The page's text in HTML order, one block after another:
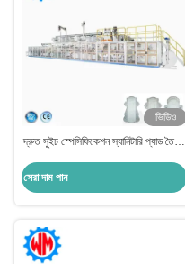
ভিডিও
দ্রুত সুইচ স্পেসিফিকেশন স্যানিটারি প্যাড তৈরির
সেরা দাম পান